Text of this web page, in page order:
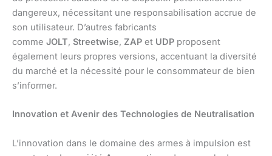
dangereux, nécessitant une responsabilisation accrue de
son utilisateur. D’autres fabricants
comme JOLT, Streetwise, ZAP et UDP proposent
également leurs propres versions, accentuant la diversité
du marché et la nécessité pour le consommateur de bien
s’informer.
Innovation et Avenir des Technologies de Neutralisation
L’innovation dans le domaine des armes à impulsion est